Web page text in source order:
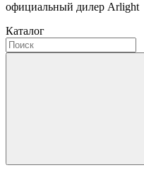
официальный дилер Arlight
Каталог